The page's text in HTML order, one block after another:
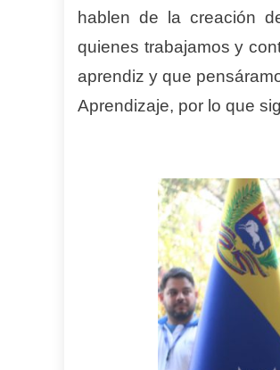
hablen de la creación
quienes trabajamos y
aprendiz y que
Aprendizaje, por lo que